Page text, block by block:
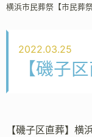
横浜市民葬祭【市民葬
2022.03.25
【磯子
【磯子区直葬】横